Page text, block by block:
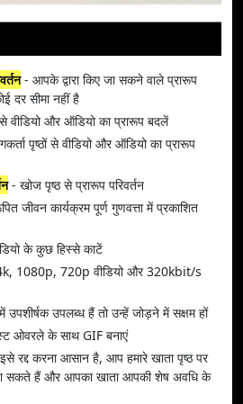
- आपके द्वारा किए जा सकने वाले प्रारूप
दर सीमा नहीं है
और ऑडियो का प्रारूप बदलें
पृष्ठों से वीडियो और ऑडियो का प्रारूप
- खोज पृष्ठ से प्रारूप परिवर्तन
जीवन कार्यक्रम पूर्ण गुणवत्ता में प्रकाशित
के कुछ हिस्से काटें
1080p, 720p वीडियो और 320kbit/s
उपशीर्षक उपलब्ध हैं तो उन्हें जोड़ने में सक्षम हों
ओवरले के साथ GIF बनाएं
रद्द करना आसान है, आप हमारे खाता पृष्ठ पर
सकते हैं और आपका खाता आपकी शेष अवधि के